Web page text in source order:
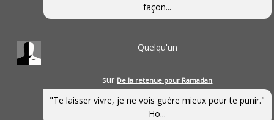
façon...
Quelqu'un
sur De la retenue pour Ramadan
"Te laisser vivre, je ne vois guère mieux pour te punir."
Ho...